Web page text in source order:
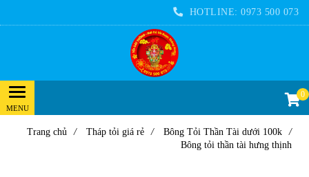
HOTLINE: 0973 500 073
0
Trang chủ / Tháp tỏi giá rẻ / Bông Tỏi Thần Tài dưới 100k
/
Bông tỏi thần tài hưng thịnh